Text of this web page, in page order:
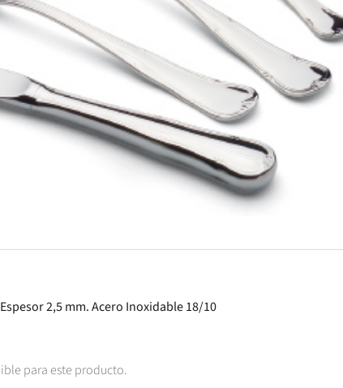
2,5 mm. Acero Inoxidable 18/10
para este producto.